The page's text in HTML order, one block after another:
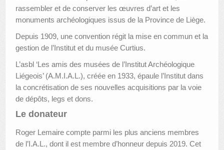
rassembler et de conserver les œuvres d’art et les
monuments archéologiques issus de la Province de Liège.
Depuis 1909, une convention régit la mise en commun et la
gestion de l’Institut et du musée Curtius.
L’asbl ‘Les amis des musées de l’Institut Archéologique
Liégeois’ (A.M.I.A.L.), créée en 1933, épaule l’Institut dans
la concrétisation de ses nouvelles acquisitions par la voie
de dépôts, legs et dons.
Le donateur
Roger Lemaire compte parmi les plus anciens membres
de l’I.A.L., dont il est membre d’honneur depuis 2019. Cet